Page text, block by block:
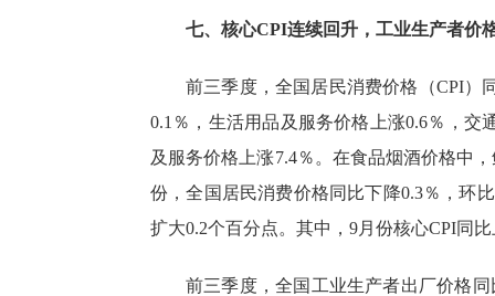
七、核心CPI连续回升，工业生产者价
前三季度，全国居民消费价格（CPI）
0.1％ ，生活用品及服务价格上涨0.6％ ，交
及服务价格上涨7.4％ 。在食品烟酒价格中
份，全国居民消费价格同比下降0.3％ ，环
扩大0.2个百分点。其中， 9月份核心CPI同
前三季度，全国工业生产者出厂价格同